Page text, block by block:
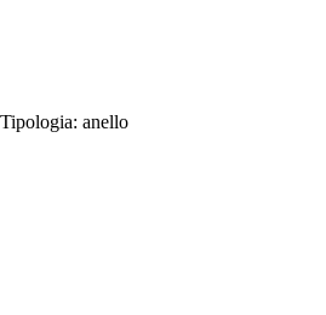
Tipologia: anello